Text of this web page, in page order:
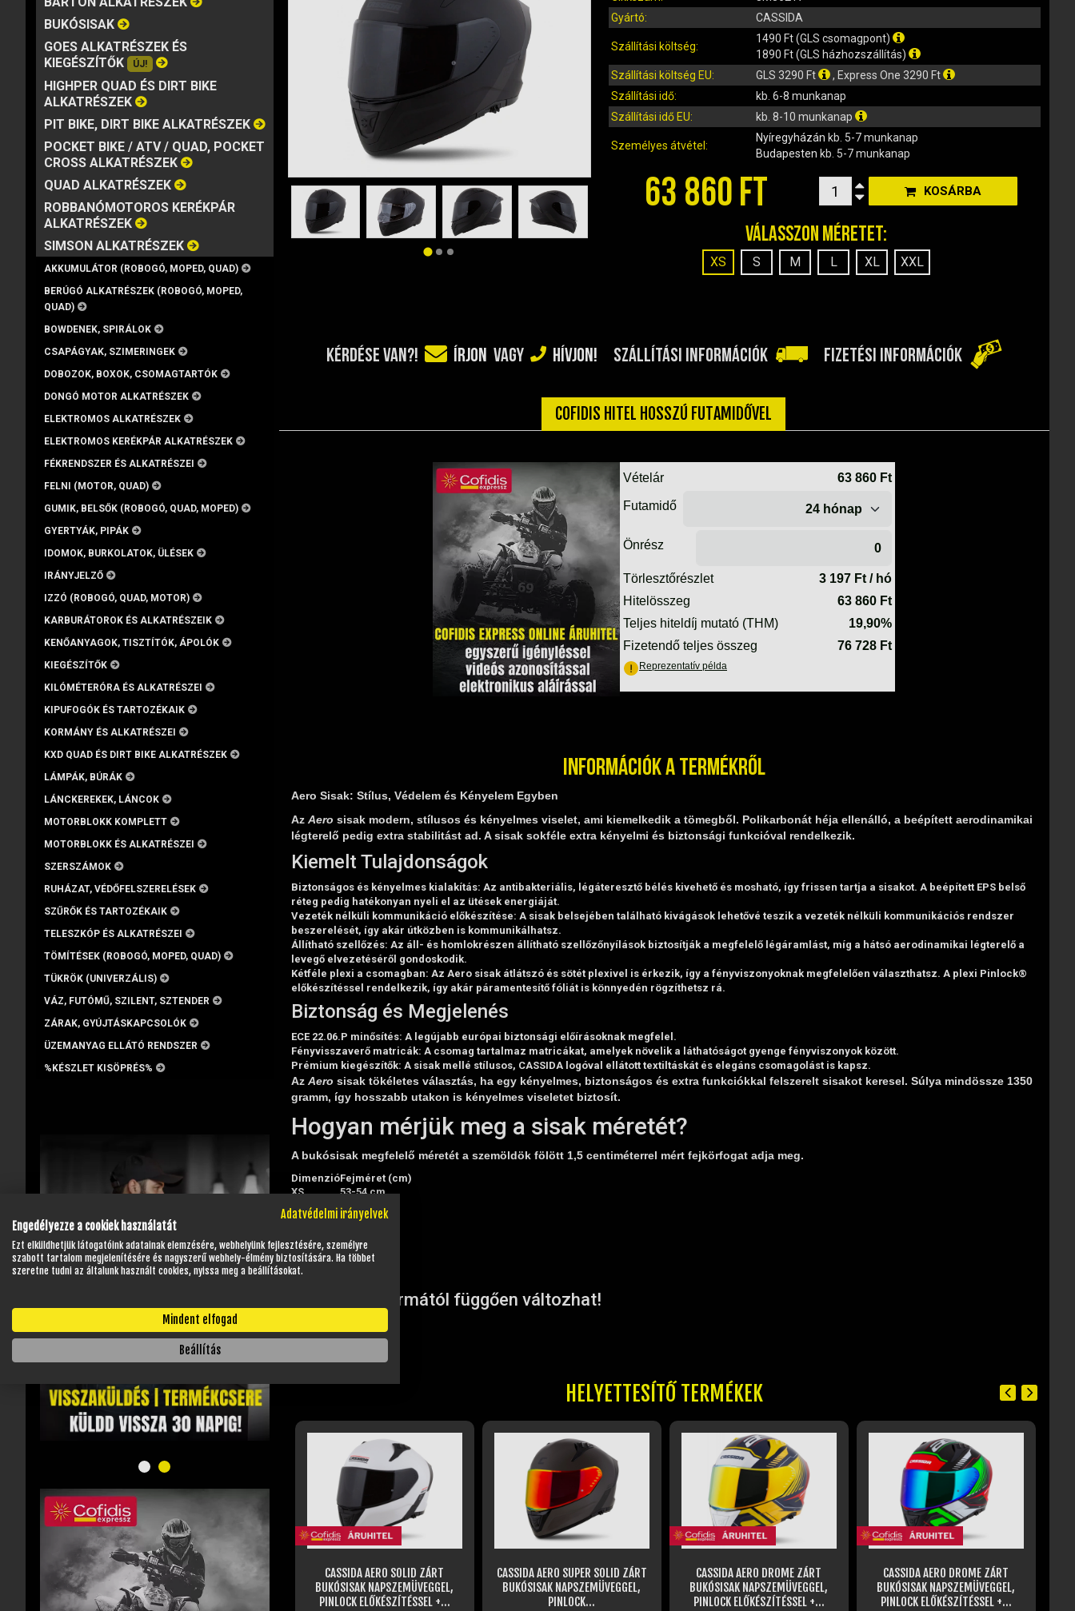
MÁRKA VISZKOZITÁS
BUKÓSISAK
GOES ALKATRÉSZEK ÉS
KIEGÉSZÍTŐK
ÚJ!
HIGHPER QUAD ÉS DIRT BIKE
ALKATRÉSZEK
PIT BIKE, DIRT BIKE ALKATRÉSZEK
POCKET BIKE / ATV / QUAD, POCKET
CROSS ALKATRÉSZEK
QUAD ALKATRÉSZEK
ROBBANÓMOTOROS KERÉKPÁR
ALKATRÉSZEK
SIMSON ALKATRÉSZEK
AKKUMULÁTOR (ROBOGÓ, MOPED, QUAD)
BERÚGÓ ALKATRÉSZEK (ROBOGÓ, MOPED,
QUAD)
BOWDENEK, SPIRÁLOK
CSAPÁGYAK, SZIMERINGEK
DOBOZOK, BOXOK, CSOMAGTARTÓK
DONGÓ MOTOR ALKATRÉSZEK
ELEKTROMOS ALKATRÉSZEK
ELEKTROMOS KERÉKPÁR ALKATRÉSZEK
FÉKRENDSZER ÉS ALKATRÉSZEI
FELNI (MOTOR, QUAD)
GUMIK, BELSŐK (ROBOGÓ, QUAD, MOPED)
GYERTYÁK, PIPÁK
IDOMOK, BURKOLATOK, ÜLÉSEK
IRÁNYJELZŐ
IZZÓ (ROBOGÓ, QUAD, MOTOR)
KARBURÁTOROK ÉS ALKATRÉSZEIK
KENŐANYAGOK, TISZTÍTÓK, ÁPOLÓK
KIEGÉSZÍTŐK
KILÓMÉTERÓRA ÉS ALKATRÉSZEI
KIPUFOGÓK ÉS TARTOZÉKAIK
KORMÁNY ÉS ALKATRÉSZEI
KXD QUAD ÉS DIRT BIKE ALKATRÉSZEK
LÁMPÁK, BÚRÁK
LÁNCKEREKEK, LÁNCOK
MOTORBLOKK KOMPLETT
MOTORBLOKK ÉS ALKATRÉSZEI
SZERSZÁMOK
RUHÁZAT, VÉDŐFELSZERELÉSEK
SZŰRŐK ÉS TARTOZÉKAIK
TELESZKÓP ÉS ALKATRÉSZEI
TÖMÍTÉSEK (ROBOGÓ, MOPED, QUAD)
TÜKRÖK (UNIVERZÁLIS)
VÁZ, FUTÓMŰ, SZILENT, SZTENDER
ZÁRAK, GYÚJTÁSKAPCSOLÓK
ÜZEMANYAG ELLÁTÓ RENDSZER
%KÉSZLET KISÖPRÉS%
Gyártó:
CASSIDA
Szállítási költség:
1490 Ft (GLS csomagpont)
1890 Ft (GLS házhozszállítás)
Szállítási költség EU:
GLS 3290 Ft
, Express One 3290 Ft
Szállítási idő:
kb. 6-8 munkanap
Szállítási idő EU:
kb. 8-10 munkanap
Személyes átvétel:
Nyíregyházán kb. 5-7 munkanap
Budapesten kb. 5-7 munkanap
63 860 FT KOSÁRBA
Válasszon méretet:
XS S M L XL XXL
KÉRDÉSE VAN?! ÍRJON VAGY HÍVJON! SZÁLLÍTÁSI INFORMÁCIÓK FIZETÉSI INFORMÁCIÓK
COFIDIS HITEL HOSSZÚ FUTAMIDŐVEL
Információk a termékről
Aero Sisak: Stílus, Védelem és Kényelem Egyben
Az Aero sisak modern, stílusos és kényelmes viselet, ami kiemelkedik a tömegből. Polikarbonát héja ellenálló, a beépített aerodinamikai
légterelő pedig extra stabilitást ad. A sisak sokféle extra kényelmi és biztonsági funkcióval rendelkezik.
Kiemelt Tulajdonságok
Biztonságos és kényelmes kialakítás: Az antibakteriális, légáteresztő bélés kivehető és mosható, így frissen tartja a sisakot. A beépített EPS belső
réteg pedig hatékonyan nyeli el az ütések energiáját.
Vezeték nélküli kommunikáció előkészítése: A sisak belsejében található kivágások lehetővé teszik a vezeték nélküli kommunikációs rendszer
beszerelését, így akár útközben is kommunikálhatsz.
Állítható szellőzés: Az áll- és homlokrészen állítható szellőzőnyílások biztosítják a megfelelő légáramlást, míg a hátsó aerodinamikai légterelő a
levegő elvezetéséről gondoskodik.
Kétféle plexi a csomagban: Az Aero sisak átlátszó és sötét plexivel is érkezik, így a fényviszonyoknak megfelelően választhatsz. A plexi Pinlock®
előkészítéssel rendelkezik, így akár páramentesítő fóliát is könnyedén rögzíthetsz rá.
Biztonság és Megjelenés
ECE 22.06.P minősítés: A legújabb európai biztonsági előírásoknak megfelel.
Fényvisszaverő matricák: A csomag tartalmaz matricákat, amelyek növelik a láthatóságot gyenge fényviszonyok között.
Prémium kiegészítők: A sisak mellé stílusos, CASSIDA logóval ellátott textiltáskát és elegáns csomagolást is kapsz.
Az Aero sisak tökéletes választás, ha egy kényelmes, biztonságos és extra funkciókkal felszerelt sisakot keresel. Súlya mindössze 1350
gramm, így hosszabb utakon is kényelmes viseletet biztosít.
Hogyan mérjük meg a sisak méretét?
A bukósisak megfelelő méretét a szemöldök fölött 1,5 centiméterrel mért fejkörfogat adja meg.
DimenzióFejméret (cm)
XS
53-54 cm
55-56 cm
M
57-58 cm
XL
61-62 cm
XXL
63-64 cm
A méret fejformától függően változhat!
HELYETTESÍTŐ TERMÉKEK
CASSIDA AERO SOLID ZÁRT
BUKÓSISAK NAPSZEMÜVEGGEL,
PINLOCK ELŐKÉSZÍTÉSSEL +...
CASSIDA AERO SUPER SOLID ZÁRT
BUKÓSISAK NAPSZEMÜVEGGEL,
PINLOCK...
CASSIDA AERO DROME ZÁRT
BUKÓSISAK NAPSZEMÜVEGGEL,
PINLOCK ELŐKÉSZÍTÉSSEL +...
CASSIDA AERO DROME ZÁRT
BUKÓSISAK NAPSZEMÜVEGGEL,
PINLOCK ELŐKÉSZÍTÉSSEL +...
CASSIDA AERO DROME ZÁRT
BUKÓSISAK NAPSZEMÜVEGGEL,
PINLOCK ELŐKÉSZÍTÉSSEL +...
Adatvédelmi irányelvek
Engedélyezze a cookiek használatát
Ezt elküldhetjük látogatóink adatainak elemzésére, webhelyünk fejlesztésére, személyre
szabott tartalom megjelenítésére és nagyszerű webhely-élmény biztosítására. Ha többet
szeretne tudni az általunk használt cookies, nyissa meg a beállításokat.
Mindent elfogad
Beállítás